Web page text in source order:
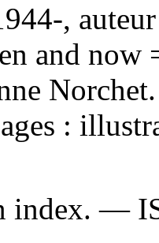
, auteur
and now
:
index. —